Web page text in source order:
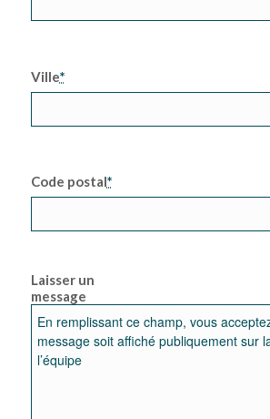
Ville*
Code postal*
Laisser un
message